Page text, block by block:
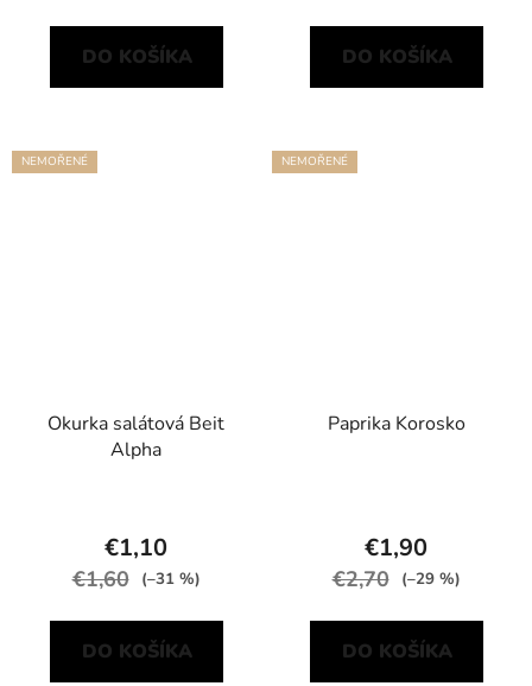
DO KOŠÍKA DO KOŠÍKA
NEMOŘENÉ
Okurka salátová Beit
Alpha
€1,10
€1,60 (–31 %)
DO KOŠÍKA
NEMOŘENÉ
Paprika Korosko
€1,90
€2,70 (–29 %)
DO KOŠÍKA